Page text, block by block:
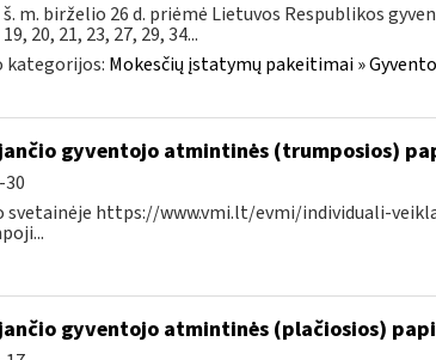
m. birželio 26 d. priėmė Lietuvos Respublikos
20, 21, 23, 27, 29, 34...
kategorijos: Mokesčių įstatymų pakeitimai »
gyventojo atmintinės (trumposios)
30
https://www.vmi.lt/evmi/individuali-
gyventojo atmintinės (plačiosios)